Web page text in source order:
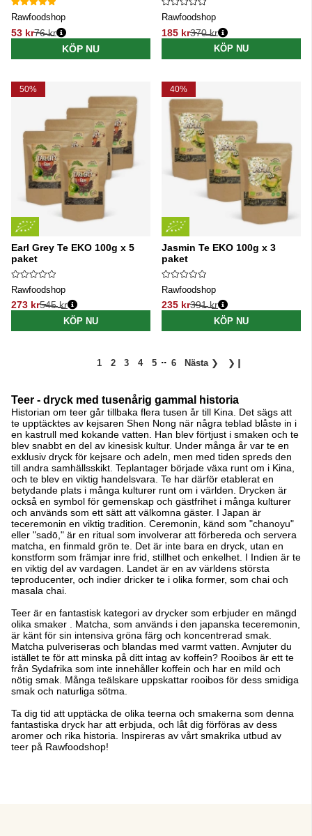
Rawfoodshop
53 kr
Ordinarie pris:
76 kr
KÖP NU
Rawfoodshop
185 kr
Ordinarie pris:
370 kr
KÖP NU
50%
Earl Grey Te EKO 100g x 5
paket
Rawfoodshop
273 kr
Ordinarie pris:
545 kr
KÖP NU
40%
Jasmin Te EKO 100g x 3
paket
Rawfoodshop
235 kr
Ordinarie pris:
391 kr
KÖP NU
1 2 3 4 5 .. 6 Nästa ❯ ❯❙
Teer - dryck med tusenårig gammal historia
Historian om teer går tillbaka flera tusen år till Kina. Det sägs att
te upptäcktes av kejsaren Shen Nong när några teblad blåste in i
en kastrull med kokande vatten. Han blev förtjust i smaken och te
blev snabbt en del av kinesisk kultur. Under många år var te en
exklusiv dryck för kejsare och adeln, men med tiden spreds den
till andra samhällsskikt. Teplantager började växa runt om i Kina,
och te blev en viktig handelsvara. Te har därför etablerat en
betydande plats i många kulturer runt om i världen. Drycken är
också en symbol för gemenskap och gästfrihet i många kulturer
och används som ett sätt att välkomna gäster. I Japan är
teceremonin en viktig tradition. Ceremonin, känd som "chanoyu"
eller "sadō," är en ritual som involverar att förbereda och servera
matcha, en finmald grön te. Det är inte bara en dryck, utan en
konstform som främjar inre frid, stillhet och enkelhet. I Indien är te
en viktig del av vardagen. Landet är en av världens största
teproducenter, och indier dricker te i olika former, som chai och
masala chai.
Teer är en fantastisk kategori av drycker som erbjuder en mängd
olika smaker . Matcha, som används i den japanska teceremonin,
är känt för sin intensiva gröna färg och koncentrerad smak.
Matcha pulveriseras och blandas med varmt vatten. Avnjuter du
istället te för att minska på ditt intag av koffein? Rooibos är ett te
från Sydafrika som inte innehåller koffein och har en mild och
nötig smak. Många teälskare uppskattar rooibos för dess smidiga
smak och naturliga sötma.
Ta dig tid att upptäcka de olika teerna och smakerna som denna
fantastiska dryck har att erbjuda, och låt dig förföras av dess
aromer och rika historia. Inspireras av vårt smakrika utbud av
teer på Rawfoodshop!